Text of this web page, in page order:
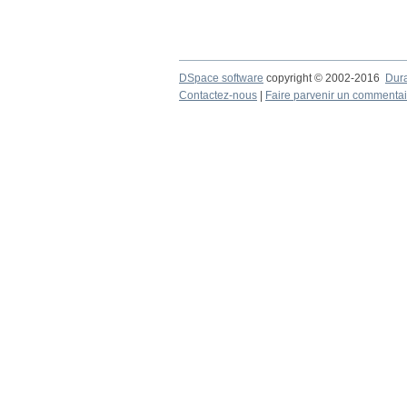
DSpace software copyright © 2002-2016
Contactez-nous
Faire parvenir un